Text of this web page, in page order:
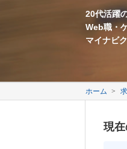
20代活躍
Web職・
マイナビ
ホーム
現
モバイル制作
ゲーム系
ゲームプロデューサー
ゲームプログラマー
フレックス勤務
中国語を活かす
会社に関するキーワード